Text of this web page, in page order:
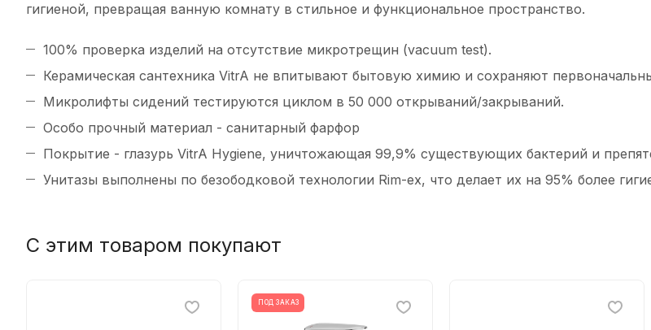
гигиеной, превращая ванную комнату в стильное и функциональное пространство.
100% проверка изделий на отсутствие микротрещин (vacuum test).
Керамическая сантехника VitrA не впитывают бытовую химию и сохраняют
Микролифты сидений тестируются циклом в 50 000 открываний/закрываний.
Особо прочный материал - санитарный фарфор
Покрытие - глазурь VitrA Hygiene, уничтожающая 99,9% существующих бактерий и
Унитазы выполнены по безободковой технологии Rim-ex, что делает их на 95% более
С этим товаром покупают
ПОД ЗАКАЗ